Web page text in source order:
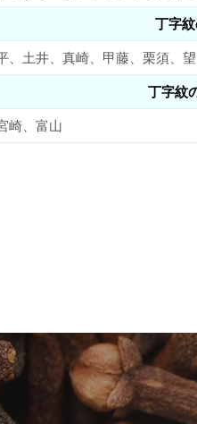
丁字
、土井、真崎、甲藤、栗須、
丁字紋
崎、富山